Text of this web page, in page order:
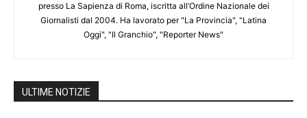
presso La Sapienza di Roma, iscritta all’Ordine Nazionale dei
Giornalisti dal 2004. Ha lavorato per "La Provincia", "Latina
Oggi", "Il Granchio", "Reporter News"
ULTIME NOTIZIE